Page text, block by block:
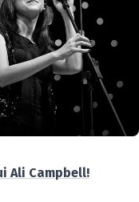
Ali Campbell!